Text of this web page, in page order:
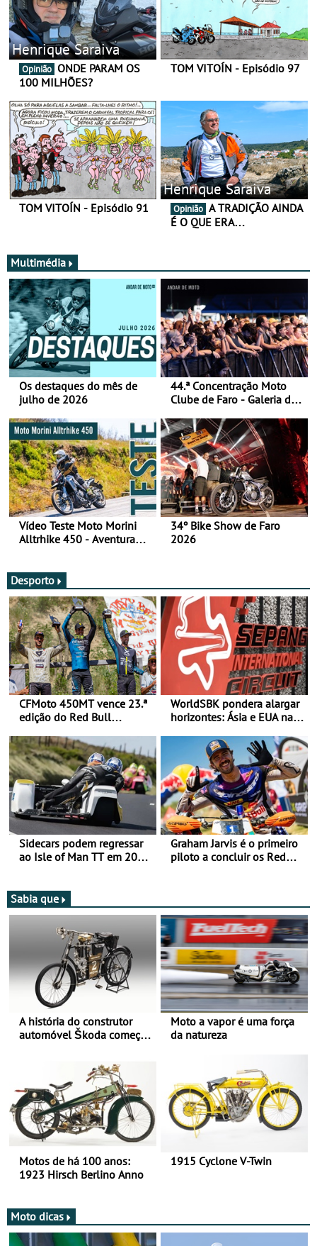
Henrique Saraiva
Opinião
100 MILHÕES?
TOM VITOÍN - Episódio 97
TOM VITOÍN - Episódio 91
Henrique Saraiva
Opinião
É O QUE ERA…
Multimédia
Os destaques do mês de
julho de 2026
44.ª Concentração Moto
Clube de Faro - Galeria de
Vídeo Teste Moto Morini
Alltrhike 450 - Aventura
34º Bike Show de Faro
2026
Desporto
CFMoto 450MT vence 23.ª
edição do Red Bull
Categorias Adventure -
Vitória na Ultimate, Core e
Lite
WorldSBK pondera alargar
horizontes: Ásia e EUA na
Sidecars podem regressar
ao Isle of Man TT em 2027
Graham Jarvis é o primeiro
piloto a concluir os Red
Sabia que
A história do construtor
automóvel Škoda começou
Moto a vapor é uma força
da natureza
Motos de há 100 anos:
1923 Hirsch Berlino Anno
1915 Cyclone V-Twin
Moto dicas